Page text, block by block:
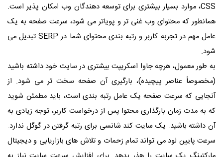
CSS، موارد بسیار بیشتری برای توسعه دهندگان وب امکان پذیر است.
همانطور که محتوای وب غنی تر و پویاتر می شود، سرعت صفحه به یک
عامل مهم در تجربه کاربر و رتبه بندی محتوای شما در SERP تبدیل می
شود.
به طور معمول، هرچه جاوا اسکریپت بیشتری در سایت خود داشته باشید
(مخصوصاً عناصر پیچیده)، بارگیری آن صفحه سخت تر می شود. از
آنجایی که سرعت صفحه یک عامل رتبه بندی است، باید مطمئن شوید
که به مدت زمان بارگذاری محتوا پس از درخواست کاربر، توجه زیادی به
آن داشته باشید. یک سایت کند شانسی برای رتبه گرفتن در گوگل ندارد.
سرعت پایین لود می تواند تمام زحمات و تلاش های بازاریابی و دیجیتال